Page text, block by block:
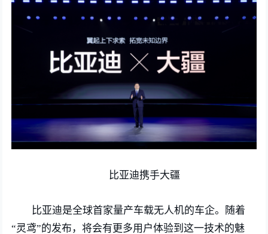
比亚迪携手大疆
比亚迪是全球首家量产车载无人机的车企。随着
“灵鸢”的发布，将会有更多用户体验到这一技术的魅